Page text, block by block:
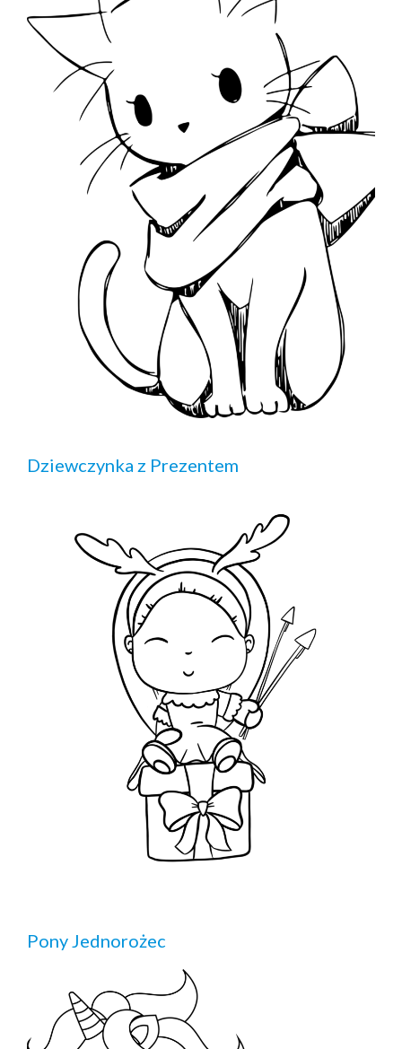
Dziewczynka z Prezentem
Pony Jednorożec